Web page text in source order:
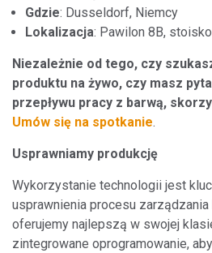
Gdzie: Dusseldorf, Niemcy
Lokalizacja: Pawilon 8B,
Niezależnie od tego, czy
produktu na żywo, czy masz
przepływu pracy z barwą,
Umów się na spotkanie.
Usprawniamy produkcję
Wykorzystanie technologii jest
usprawnienia procesu
oferujemy najlepszą w swojej
zintegrowane oprogramowanie,